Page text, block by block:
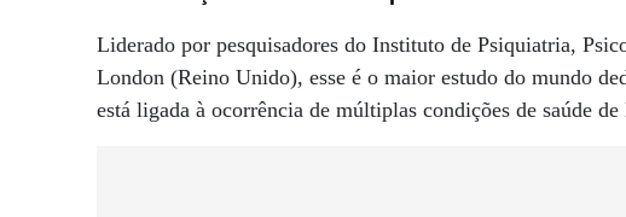
Liderado por pesquisadores do Instituto de Psiquiatria,
London (Reino Unido), esse é o maior estudo do mundo
está ligada à ocorrência de múltiplas condições de saúde